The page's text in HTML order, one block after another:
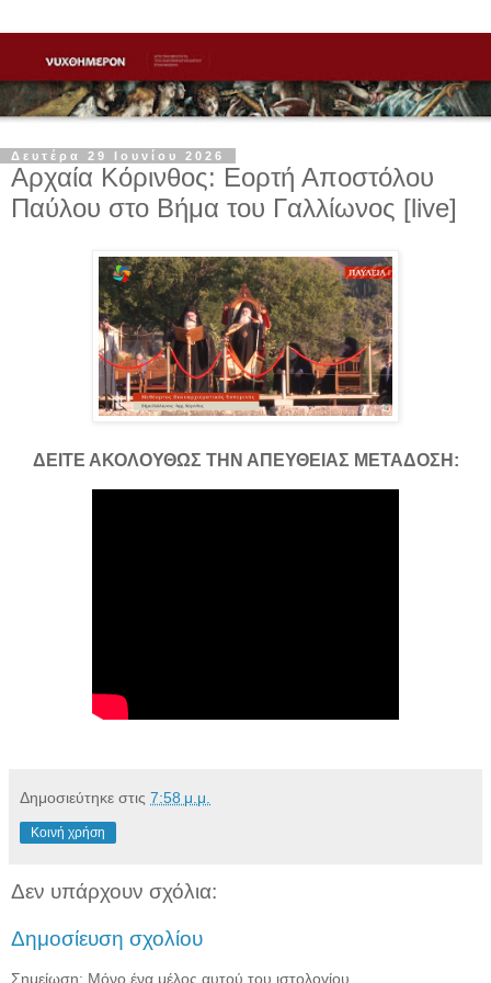
Δευτέρα 29 Ιουνίου 2026
Αρχαία Κόρινθος: Εορτή Αποστόλου
Παύλου στο Βήμα του Γαλλίωνος [live]
ΔΕΙΤΕ ΑΚΟΛΟΥΘΩΣ ΤΗΝ ΑΠΕΥΘΕΙΑΣ ΜΕΤΑΔΟΣΗ:
Δημοσιεύτηκε στις 7:58 μ.μ.
Κοινή χρήση
Δεν υπάρχουν σχόλια:
Δημοσίευση σχολίου
Σημείωση: Μόνο ένα μέλος αυτού του ιστολογίου